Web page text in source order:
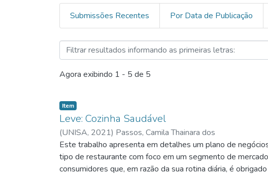
Submissões Recentes Por Data de Publicação
Navegando Gastronomia por
Agora exibindo 1 - 5 de 5
Item
Leve: Cozinha Saudável
(UNISA, 2021) Passos, Camila Thainara dos
Este trabalho apresenta em detalhes um plano de
tipo de restaurante com foco em um segmento de
consumidores que, em razão da sua rotina diária, é